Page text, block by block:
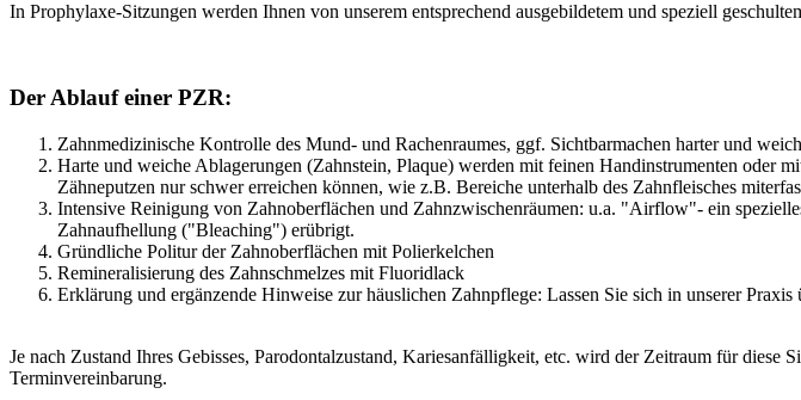
In Prophylaxe-Sitzungen werden Ihnen von unserem entsprechend ausgebildetem und speziell
Der Ablauf einer PZR:
Zahnmedizinische Kontrolle des Mund- und Rachenraumes, ggf. Sichtbarmachen harter und
Harte und weiche Ablagerungen (Zahnstein, Plaque) werden mit feinen Handinstrumenten oder
Zähneputzen nur schwer erreichen können, wie z.B. Bereiche unterhalb des Zahnfleisches
Intensive Reinigung von Zahnoberflächen und Zahnzwischenräumen: u.a. "Airflow"- ein
Zahnaufhellung ("Bleaching") erübrigt.
Gründliche Politur der Zahnoberflächen mit Polierkelchen
Remineralisierung des Zahnschmelzes mit Fluoridlack
Erklärung und ergänzende Hinweise zur häuslichen Zahnpflege: Lassen Sie sich in unserer
Je nach Zustand Ihres Gebisses, Parodontalzustand, Kariesanfälligkeit, etc. wird der Zeitraum für diese
Terminvereinbarung.